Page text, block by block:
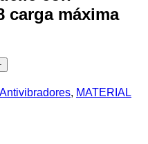
carga máxima
Antivibradores, MATERIAL